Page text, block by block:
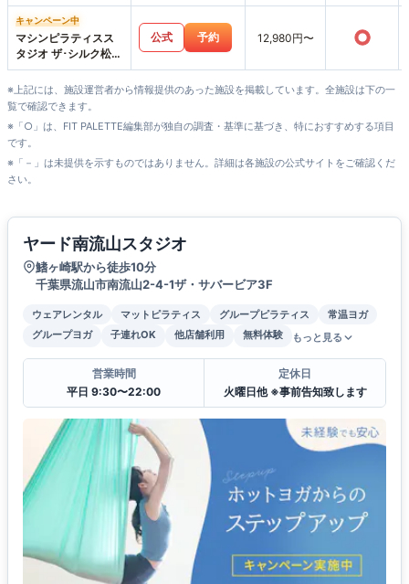
キャンペーン中
マシンピラティスス
タジオ ザ･シルク松戸
店
公式 予約 12,980円〜 ○
※上記には、施設運営者から情報提供のあった施設を掲載しています。全施設は下の一
覧で確認できます。
※「○」は、FIT PALETTE編集部が独自の調査・基準に基づき、特におすすめする項目
です。
※「－」は未提供を示すものではありません。詳細は各施設の公式サイトをご確認くだ
さい。
ヤード南流山スタジオ
鰭ヶ崎駅から徒歩10分
千葉県流山市南流山2-4-1ザ・サバービア3F
ウェアレンタル マットピラティス グループピラティス
常温ヨガ
グループヨガ
子連れOK 他店舗利用 無料体験 もっと見る
営業時間
平日 9:30〜22:00
定休日
火曜日他 ※事前告知致します